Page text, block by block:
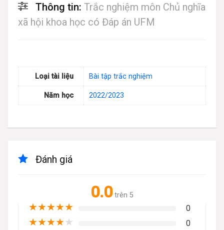
Thông tin: Trắc nghiệm môn Chủ nghĩa
xã hội khoa học có Đáp án UFM
Loại tài liệu Bài tập trắc nghiệm
Năm học 2022/2023
Đánh giá
0.0 trên 5
★★★★★ 0
★★★★★ 0